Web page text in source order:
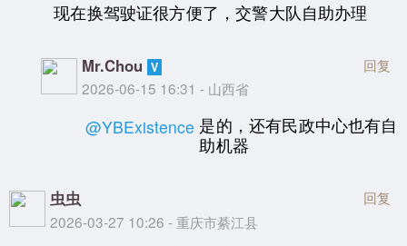
现在换驾驶证很方便了，交警大队自助办理
Mr.Chou
2026-06-15 16:31 - 山西省
回复
@YBExistence 是的，还有民政中心也有自
助机器
虫虫
2026-03-27 10:26 - 重庆市綦江县
回复